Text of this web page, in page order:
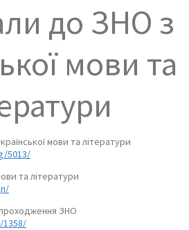
до ЗНО з
мови та
мови та літератури
5013/
та літератури
ЗНО